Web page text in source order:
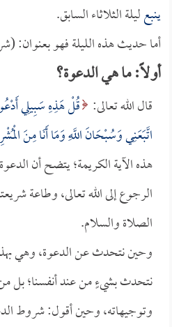
ينبعليلة الثلاثاء السابق.
أما حديث هذه الليلة فهو بعنوان:
أولاً: ما هي الدعوة؟
قال الله تعالى: قُلْ هَذِهِ سَبِيلِي
اتَّبَعَنِي وَسُبْحَانَ اللَّهِ وَمَا أَنَا مِنَ
هذه الآية الكريمة؛ يتضح أن
الرجوع إلى الله تعالى، وطاعة
الصلاة والسلام.
وحين نتحدث عن الدعوة، وهي
نتحدث بشيءٍ من عند أنفسنا؛ بل
وتوجيهاته، وحين أقول: شروط